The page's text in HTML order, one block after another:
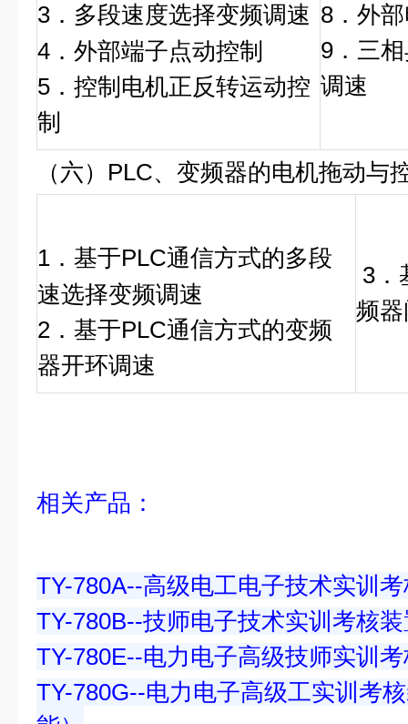
3．多段速度选择变频调速
4．外部端子点动控制
5．控制电机正反转运动控
制
8．外
9．三
调速
（六）PLC、变频器的电机拖动与
1．基于PLC通信方式的多段
速选择变频调速
2．基于PLC通信方式的变频
器开环调速
3
频
相关产品：
TY-780A--高级电工电子技术实训
TY-780B--技师电子技术实训考核
TY-780E--电力电子高级技师实训
TY-780G--电力电子高级工实训考
能）